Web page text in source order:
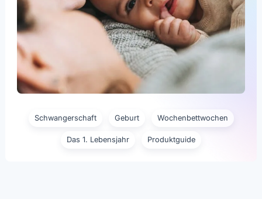
Schwangerschaft Geburt Wochenbettwochen
Das 1. Lebensjahr Produktguide